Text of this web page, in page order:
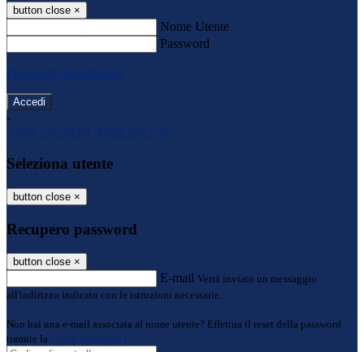
button close ×
Nome Utente
Password
Password dimenticata?
-
Entra con SPID
Entra con CIE
Seleziona utente
button close ×
Recupero password
button close ×
E-mail Verrà inviato un messaggio
all'indirizzo indicato con le istruzioni necessarie.
Non hai una e-mail associata al nome utente? Effettua il reset della password
tramite la
Login Spaggiari